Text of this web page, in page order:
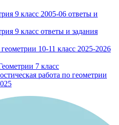
9 класс 2005-06 ответы и
9 класс ответы и задания
10-11 класс 2025-2026
7 класс
работа по геометрии